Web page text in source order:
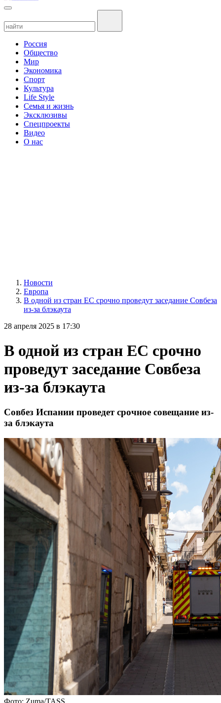
Россия
Общество
Мир
Экономика
Спорт
Культура
Life Style
Семья и жизнь
Эксклюзивы
Спецпроекты
Видео
О нас
Новости
Европа
В одной из стран ЕС срочно проведут заседание Совбеза
из-за блэкаута
28 апреля 2025 в 17:30
В одной из стран ЕС срочно
проведут заседание Совбеза
из-за блэкаута
Совбез Испании проведет срочное совещание из-
за блэкаута
Фото: Zuma/TASS